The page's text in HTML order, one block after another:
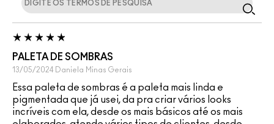
PALETA DE SOMBRAS
13/05/2024 Daniela Minas Gerais
Essa paleta de sombras é a paleta mais linda e
pigmentada que já usei, da pra criar vários looks
incríveis com ela, desde os mais básicos até os mais